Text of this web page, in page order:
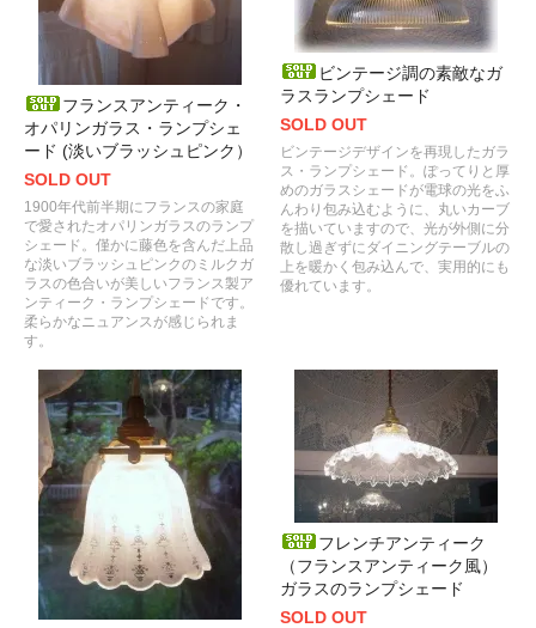
フランスアンティーク・
オパリンガラス・ランプシェ
ード (淡いブラッシュピンク）
SOLD OUT
1900年代前半期にフランスの家庭
で愛されたオパリンガラスのランプ
シェード。僅かに藤色を含んだ上品
な淡いブラッシュピンクのミルクガ
ラスの色合いが美しいフランス製ア
ンティーク・ランプシェードです。
柔らかなニュアンスが感じられま
す。
ビンテージ調の素敵なガ
ラスランプシェード
SOLD OUT
ビンテージデザインを再現したガラ
ス・ランプシェード。ぽってりと厚
めのガラスシェードが電球の光をふ
んわり包み込むように、丸いカーブ
を描いていますので、光が外側に分
散し過ぎずにダイニングテーブルの
上を暖かく包み込んで、実用的にも
優れています。
フレンチアンティーク
（フランスアンティーク風）
ガラスのランプシェード
SOLD OUT